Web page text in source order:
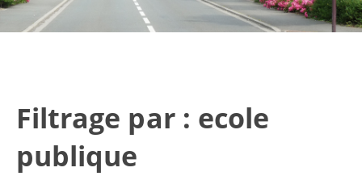
Filtrage par : ecole
publique